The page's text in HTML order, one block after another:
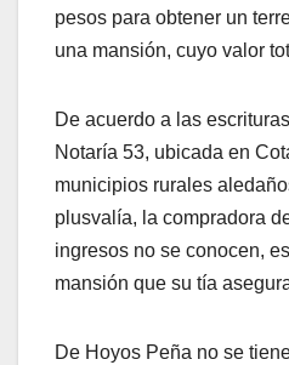
pesos para obtener un
una mansión, cuyo valor
De acuerdo a las
Notaría 53, ubicada en
municipios rurales
plusvalía, la compradora
ingresos no se conocen,
mansión que su tía
De Hoyos Peña no se